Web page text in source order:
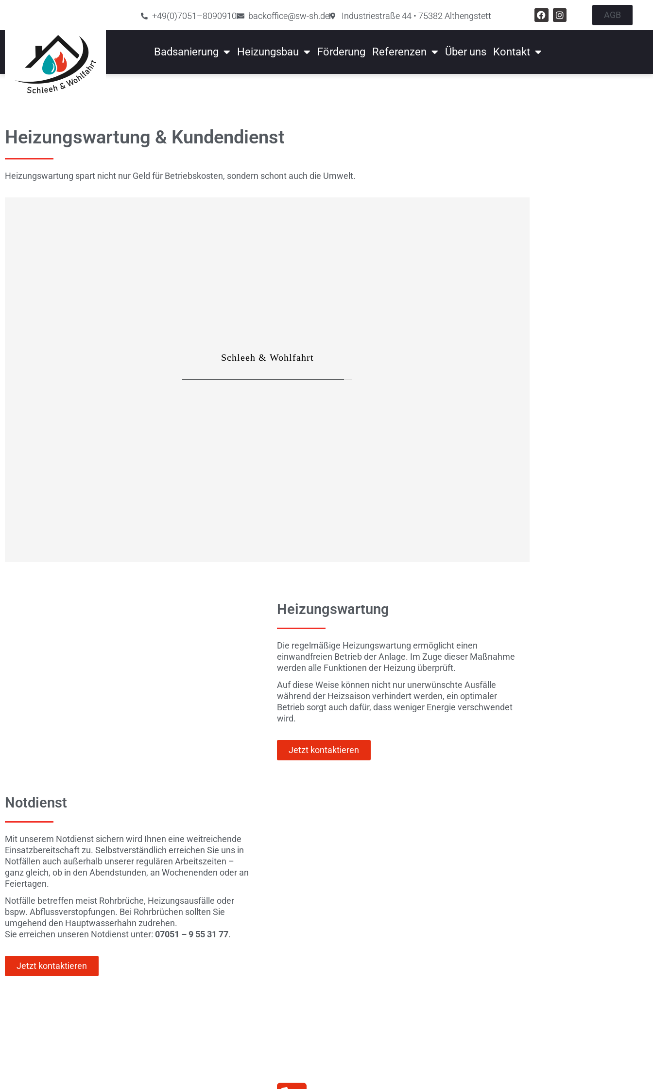
+49(0)7051–8090910 backoffice@sw-sh.de Industriestraße 44 • 75382 Althengstett AGB
Badsanierung Heizungsbau Förderung Referenzen Über uns Kontakt
Heizungswartung & Kundendienst​
Heizungswartung spart nicht nur Geld für Betriebskosten, sondern schont auch die Umwelt.
Heizungswartung​
Die regelmäßige Heizungswartung ermöglicht einen
einwandfreien Betrieb der Anlage. Im Zuge dieser Maßnahme
werden alle Funktionen der Heizung überprüft.
Auf diese Weise können nicht nur unerwünschte Ausfälle
während der Heizsaison verhindert werden, ein optimaler
Betrieb sorgt auch dafür, dass weniger Energie verschwendet
wird.
Jetzt kontaktieren
Notdienst
Mit unserem Notdienst sichern wird Ihnen eine weitreichende
Einsatzbereitschaft zu. Selbstverständlich erreichen Sie uns in
Notfällen auch außerhalb unserer regulären Arbeitszeiten –
ganz gleich, ob in den Abendstunden, an Wochenenden oder an
Feiertagen.
Notfälle betreffen meist Rohrbrüche, Heizungsausfälle oder
bspw. Abflussverstopfungen. Bei Rohrbrüchen sollten Sie
umgehend den Hauptwasserhahn zudrehen.
Sie erreichen unseren Notdienst unter: 07051 – 9 55 31 77.
Jetzt kontaktieren